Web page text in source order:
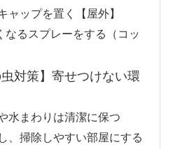
ップを置く【屋外】
るスプレーをする（コッ
虫対策】寄せつけない環
水まわりは清潔に保つ
、掃除しやすい部屋にする